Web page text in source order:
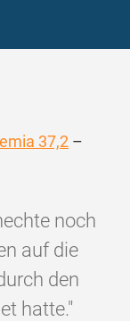
37,2 –
noch
auf die
den
hatte."